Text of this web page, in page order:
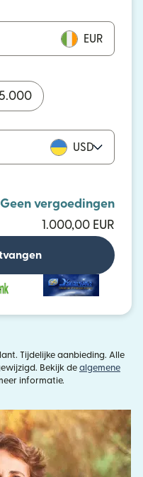
EUR
5.000
USD
Geen vergoedingen
1.000,00 EUR
Tijdelijke aanbieding. Alle
Bekijk de algemene
in een nieuw venster)
informatie.